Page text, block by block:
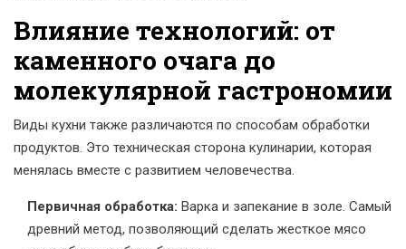
Влияние технологий: от
каменного очага до
молекулярной гастрономии
Виды кухни также различаются по способам обработки
продуктов. Это техническая сторона кулинарии, которая
менялась вместе с развитием человечества.
Первичная обработка: Варка и запекание в золе. Самый
древний метод, позволяющий сделать жесткое мясо